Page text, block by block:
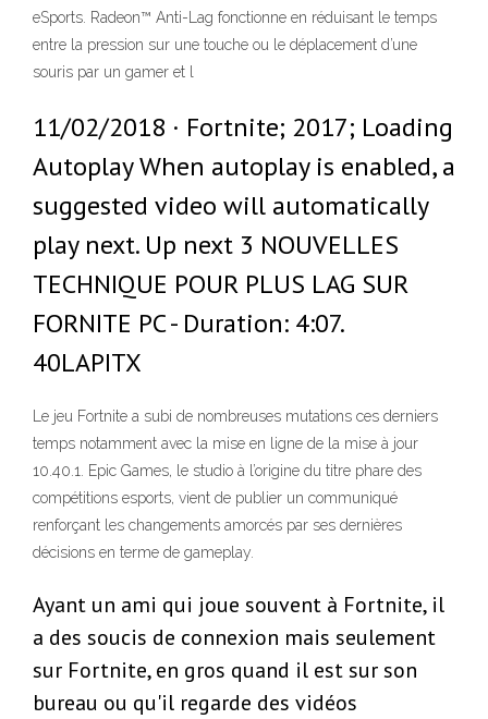
eSports. Radeon™ Anti-Lag fonctionne en réduisant le temps
entre la pression sur une touche ou le déplacement d’une
souris par un gamer et l
11/02/2018 · Fortnite; 2017; Loading
Autoplay When autoplay is enabled, a
suggested video will automatically
play next. Up next 3 NOUVELLES
TECHNIQUE POUR PLUS LAG SUR
FORNITE PC - Duration: 4:07.
40LAPITX
Le jeu Fortnite a subi de nombreuses mutations ces derniers
temps notamment avec la mise en ligne de la mise à jour
10.40.1. Epic Games, le studio à l’origine du titre phare des
compétitions esports, vient de publier un communiqué
renforçant les changements amorcés par ses dernières
décisions en terme de gameplay.
Ayant un ami qui joue souvent à Fortnite, il
a des soucis de connexion mais seulement
sur Fortnite, en gros quand il est sur son
bureau ou qu'il regarde des vidéos